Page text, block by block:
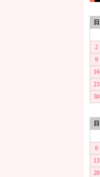
日
2
9
16
23
30
日
6
13
20